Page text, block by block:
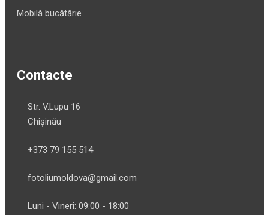
Mobilă bucătărie
Contacte
Str. V.Lupu 16
Chișinău
+373 79 155 514
fotoliumoldova@gmail.com
Luni - Vineri: 09:00 - 18:00